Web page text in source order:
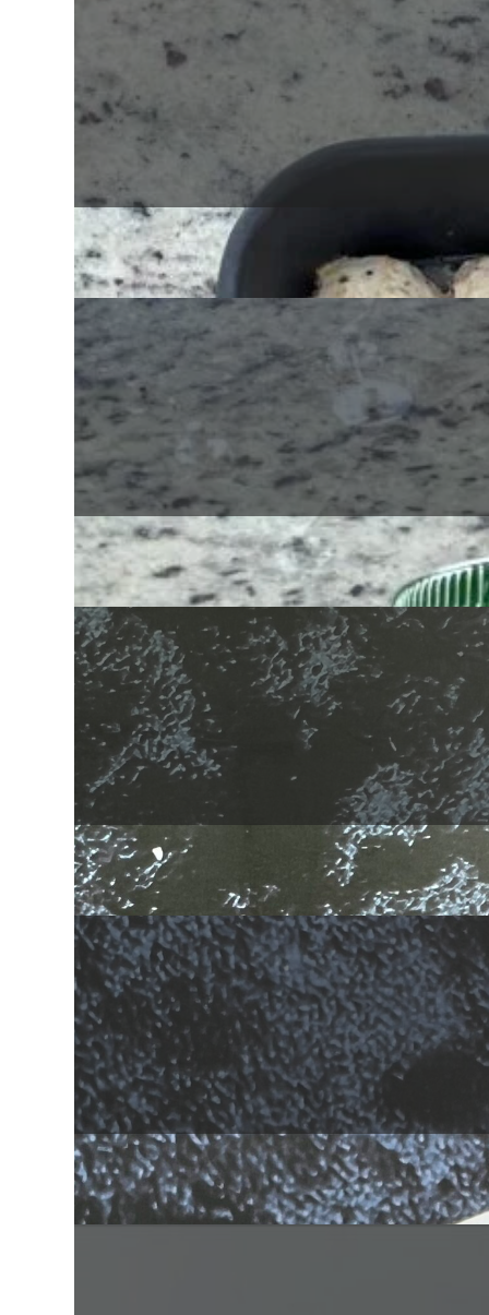
Albóndigas de pavo y quinoa
Mantequilla de nueces y semillas
Galletas de zanahoria